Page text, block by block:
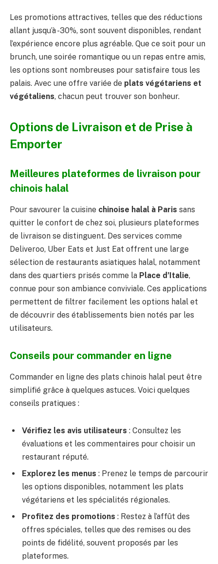
Les promotions attractives, telles que des réductions
allant jusqu’à -30%, sont souvent disponibles, rendant
l’expérience encore plus agréable. Que ce soit pour un
brunch, une soirée romantique ou un repas entre amis,
les options sont nombreuses pour satisfaire tous les
palais. Avec une offre variée de plats végétariens et
végétaliens, chacun peut trouver son bonheur.
Options de Livraison et de Prise à
Emporter
Meilleures plateformes de livraison pour
chinois halal
Pour savourer la cuisine chinoise halal à Paris sans
quitter le confort de chez soi, plusieurs plateformes
de livraison se distinguent. Des services comme
Deliveroo, Uber Eats et Just Eat offrent une large
sélection de restaurants asiatiques halal, notamment
dans des quartiers prisés comme la Place d’Italie,
connue pour son ambiance conviviale. Ces applications
permettent de filtrer facilement les options halal et
de découvrir des établissements bien notés par les
utilisateurs.
Conseils pour commander en ligne
Commander en ligne des plats chinois halal peut être
simplifié grâce à quelques astuces. Voici quelques
conseils pratiques :
Vérifiez les avis utilisateurs : Consultez les
évaluations et les commentaires pour choisir un
restaurant réputé.
Explorez les menus : Prenez le temps de parcourir
les options disponibles, notamment les plats
végétariens et les spécialités régionales.
Profitez des promotions : Restez à l’affût des
offres spéciales, telles que des remises ou des
points de fidélité, souvent proposés par les
plateformes.